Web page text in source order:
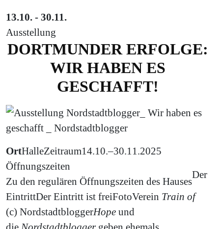
13.10. - 30.11.
Ausstellung
DORTMUNDER ERFOLGE:
WIR HABEN ES
GESCHAFFT!
OrtHalleZeitraum14.10.–30.11.2025
Öffnungszeiten
Zu den regulären Öffnungszeiten des Hauses
EintrittDer Eintritt ist freiFoto
(c) Nordstadtblogger
Der
Verein Train of
Hope und